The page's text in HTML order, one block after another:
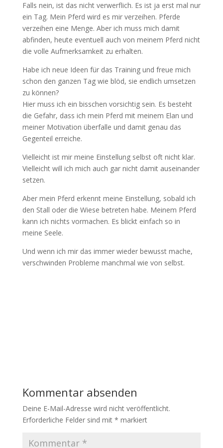
Falls nein, ist das nicht verwerflich. Es ist ja erst mal nur
ein Tag. Mein Pferd wird es mir verzeihen. Pferde
verzeihen eine Menge. Aber ich muss mich damit
abfinden, heute eventuell auch von meinem Pferd nicht
die volle Aufmerksamkeit zu erhalten.
Habe ich neue Ideen für das Training und freue mich
schon den ganzen Tag wie blöd, sie endlich umsetzen
zu können?
Hier muss ich ein bisschen vorsichtig sein. Es besteht
die Gefahr, dass ich mein Pferd mit meinem Elan und
meiner Motivation überfalle und damit genau das
Gegenteil erreiche.
Vielleicht ist mir meine Einstellung selbst oft nicht klar.
Vielleicht will ich mich auch gar nicht damit auseinander
setzen.
Aber mein Pferd erkennt meine Einstellung, sobald ich
den Stall oder die Wiese betreten habe. Meinem Pferd
kann ich nichts vormachen. Es blickt einfach so in
meine Seele.
Und wenn ich mir das immer wieder bewusst mache,
verschwinden Probleme manchmal wie von selbst.
Kommentar absenden
Deine E-Mail-Adresse wird nicht veröffentlicht.
Erforderliche Felder sind mit * markiert